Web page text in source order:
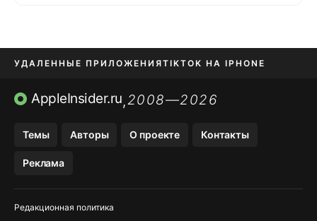
УДАЛЕННЫЕ ПРИЛОЖЕНИЯTIKTOK НА IPHONE
ПРИЛОЖЕНИЯ БЕЗ APP STORE
AppleInsider.ru,2008—2026
Темы Авторы О проекте Контакты
Реклама
Редакционная политика